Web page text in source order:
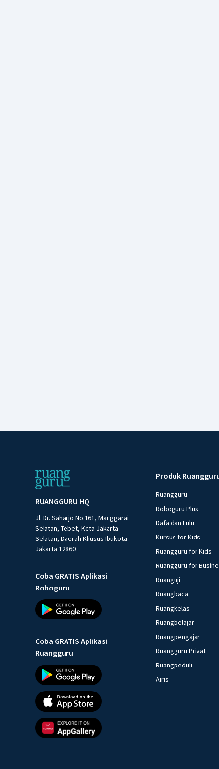
RUANGGURU HQ
Jl. Dr. Saharjo No.161, Manggarai
Selatan, Tebet, Kota Jakarta
Selatan, Daerah Khusus Ibukota
Jakarta 12860
Coba GRATIS Aplikasi
Roboguru
Coba GRATIS Aplikasi
Ruangguru
Produk
Ruangguru
Roboguru Plus
Dafa dan Lulu
Kursus for Kids
Ruangguru for Kids
Ruangguru for
Ruanguji
Ruangbaca
Ruangkelas
Ruangbelajar
Ruangpengajar
Ruangguru Privat
Ruangpeduli
Airis